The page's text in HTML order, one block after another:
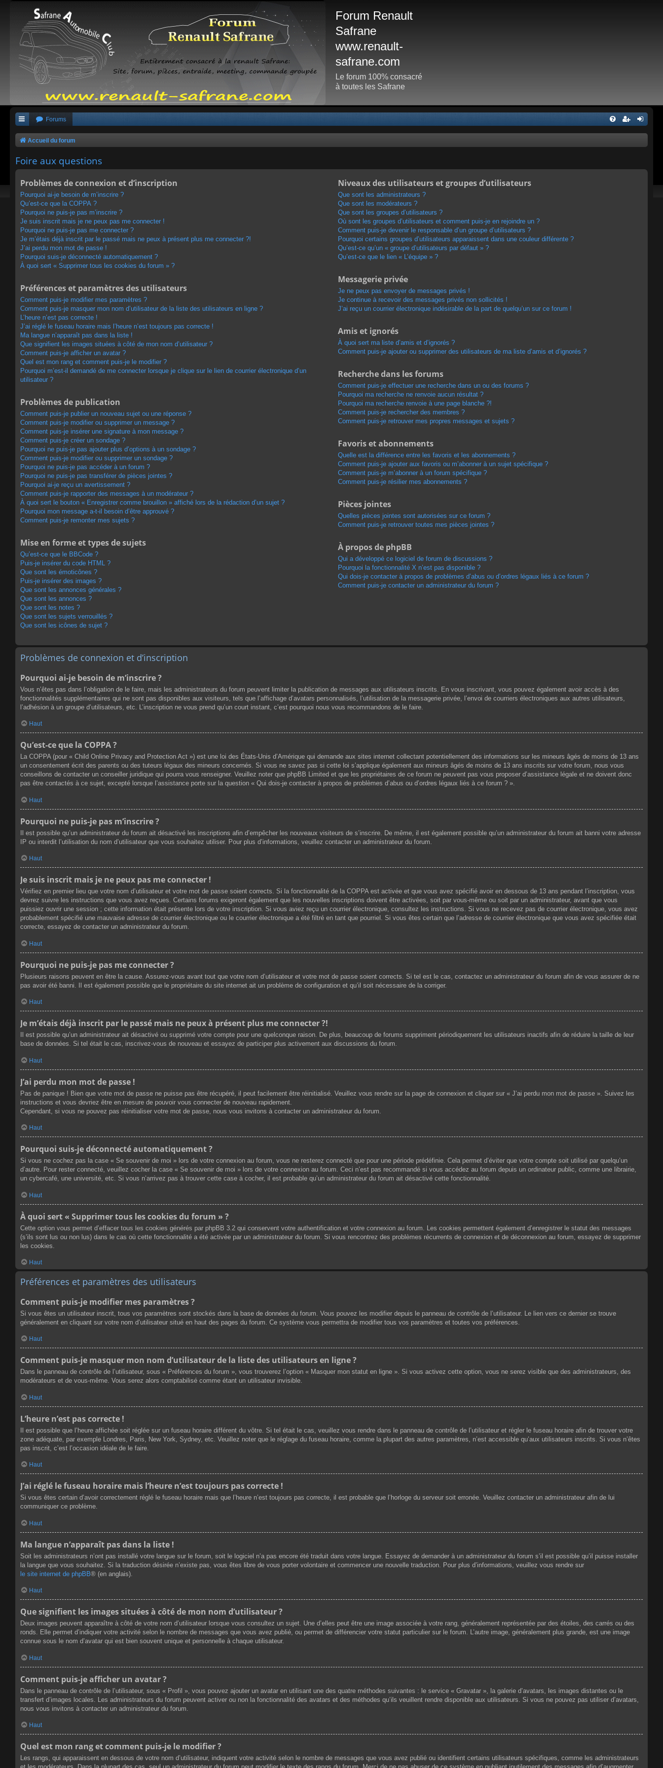
Forum Renault
Safrane
www.renault-
safrane.com
Le forum 100% consacré
à toutes les Safrane
Forums
Accueil du forum
Foire aux questions
Problèmes de connexion et d’inscription
Pourquoi ai-je besoin de m’inscrire ?
Qu’est-ce que la COPPA ?
Pourquoi ne puis-je pas m’inscrire ?
Je suis inscrit mais je ne peux pas me connecter !
Pourquoi ne puis-je pas me connecter ?
Je m’étais déjà inscrit par le passé mais ne peux à présent plus me connecter ?!
J’ai perdu mon mot de passe !
Pourquoi suis-je déconnecté automatiquement ?
À quoi sert « Supprimer tous les cookies du forum » ?
Préférences et paramètres des utilisateurs
Comment puis-je modifier mes paramètres ?
Comment puis-je masquer mon nom d’utilisateur de la liste des utilisateurs en ligne ?
L’heure n’est pas correcte !
J’ai réglé le fuseau horaire mais l’heure n’est toujours pas correcte !
Ma langue n’apparaît pas dans la liste !
Que signifient les images situées à côté de mon nom d’utilisateur ?
Comment puis-je afficher un avatar ?
Quel est mon rang et comment puis-je le modifier ?
Pourquoi m’est-il demandé de me connecter lorsque je clique sur le lien de courrier électronique d’un
utilisateur ?
Problèmes de publication
Comment puis-je publier un nouveau sujet ou une réponse ?
Comment puis-je modifier ou supprimer un message ?
Comment puis-je insérer une signature à mon message ?
Comment puis-je créer un sondage ?
Pourquoi ne puis-je pas ajouter plus d’options à un sondage ?
Comment puis-je modifier ou supprimer un sondage ?
Pourquoi ne puis-je pas accéder à un forum ?
Pourquoi ne puis-je pas transférer de pièces jointes ?
Pourquoi ai-je reçu un avertissement ?
Comment puis-je rapporter des messages à un modérateur ?
À quoi sert le bouton « Enregistrer comme brouillon » affiché lors de la rédaction d’un sujet ?
Pourquoi mon message a-t-il besoin d’être approuvé ?
Comment puis-je remonter mes sujets ?
Mise en forme et types de sujets
Qu’est-ce que le BBCode ?
Puis-je insérer du code HTML ?
Que sont les émoticônes ?
Puis-je insérer des images ?
Que sont les annonces générales ?
Que sont les annonces ?
Que sont les notes ?
Que sont les sujets verrouillés ?
Que sont les icônes de sujet ?
Niveaux des utilisateurs et groupes d’utilisateurs
Que sont les administrateurs ?
Que sont les modérateurs ?
Que sont les groupes d’utilisateurs ?
Où sont les groupes d’utilisateurs et comment puis-je en rejoindre un ?
Comment puis-je devenir le responsable d’un groupe d’utilisateurs ?
Pourquoi certains groupes d’utilisateurs apparaissent dans une couleur différente ?
Qu’est-ce qu’un « groupe d’utilisateurs par défaut » ?
Qu’est-ce que le lien « L’équipe » ?
Messagerie privée
Je ne peux pas envoyer de messages privés !
Je continue à recevoir des messages privés non sollicités !
J’ai reçu un courrier électronique indésirable de la part de quelqu’un sur ce forum !
Amis et ignorés
À quoi sert ma liste d’amis et d’ignorés ?
Comment puis-je ajouter ou supprimer des utilisateurs de ma liste d’amis et d’ignorés ?
Recherche dans les forums
Comment puis-je effectuer une recherche dans un ou des forums ?
Pourquoi ma recherche ne renvoie aucun résultat ?
Pourquoi ma recherche renvoie à une page blanche ?!
Comment puis-je rechercher des membres ?
Comment puis-je retrouver mes propres messages et sujets ?
Favoris et abonnements
Quelle est la différence entre les favoris et les abonnements ?
Comment puis-je ajouter aux favoris ou m’abonner à un sujet spécifique ?
Comment puis-je m’abonner à un forum spécifique ?
Comment puis-je résilier mes abonnements ?
Pièces jointes
Quelles pièces jointes sont autorisées sur ce forum ?
Comment puis-je retrouver toutes mes pièces jointes ?
À propos de phpBB
Qui a développé ce logiciel de forum de discussions ?
Pourquoi la fonctionnalité X n’est pas disponible ?
Qui dois-je contacter à propos de problèmes d’abus ou d’ordres légaux liés à ce forum ?
Comment puis-je contacter un administrateur du forum ?
Problèmes de connexion et d’inscription
Pourquoi ai-je besoin de m’inscrire ?
Vous n’êtes pas dans l’obligation de le faire, mais les administrateurs du forum peuvent limiter la publication de messages aux utilisateurs inscrits. En vous inscrivant, vous pouvez également avoir accès à des
fonctionnalités supplémentaires qui ne sont pas disponibles aux visiteurs, tels que l’affichage d’avatars personnalisés, l’utilisation de la messagerie privée, l’envoi de courriers électroniques aux autres utilisateurs,
l’adhésion à un groupe d’utilisateurs, etc. L’inscription ne vous prend qu’un court instant, c’est pourquoi nous vous recommandons de le faire.
Haut
Qu’est-ce que la COPPA ?
La COPPA (pour « Child Online Privacy and Protection Act ») est une loi des États-Unis d’Amérique qui demande aux sites internet collectant potentiellement des informations sur les mineurs âgés de moins de 13 ans
un consentement écrit des parents ou des tuteurs légaux des mineurs concernés. Si vous ne savez pas si cette loi s’applique également aux mineurs âgés de moins de 13 ans inscrits sur votre forum, nous vous
conseillons de contacter un conseiller juridique qui pourra vous renseigner. Veuillez noter que phpBB Limited et que les propriétaires de ce forum ne peuvent pas vous proposer d’assistance légale et ne doivent donc
pas être contactés à ce sujet, excepté lorsque l’assistance porte sur la question « Qui dois-je contacter à propos de problèmes d’abus ou d’ordres légaux liés à ce forum ? ».
Haut
Pourquoi ne puis-je pas m’inscrire ?
Il est possible qu’un administrateur du forum ait désactivé les inscriptions afin d’empêcher les nouveaux visiteurs de s’inscrire. De même, il est également possible qu’un administrateur du forum ait banni votre adresse
IP ou interdit l’utilisation du nom d’utilisateur que vous souhaitez utiliser. Pour plus d’informations, veuillez contacter un administrateur du forum.
Haut
Je suis inscrit mais je ne peux pas me connecter !
Vérifiez en premier lieu que votre nom d’utilisateur et votre mot de passe soient corrects. Si la fonctionnalité de la COPPA est activée et que vous avez spécifié avoir en dessous de 13 ans pendant l’inscription, vous
devrez suivre les instructions que vous avez reçues. Certains forums exigeront également que les nouvelles inscriptions doivent être activées, soit par vous-même ou soit par un administrateur, avant que vous
puissiez ouvrir une session ; cette information était présente lors de votre inscription. Si vous aviez reçu un courrier électronique, consultez les instructions. Si vous ne recevez pas de courrier électronique, vous avez
probablement spécifié une mauvaise adresse de courrier électronique ou le courrier électronique a été filtré en tant que pourriel. Si vous êtes certain que l’adresse de courrier électronique que vous avez spécifiée était
correcte, essayez de contacter un administrateur du forum.
Haut
Pourquoi ne puis-je pas me connecter ?
Plusieurs raisons peuvent en être la cause. Assurez-vous avant tout que votre nom d’utilisateur et votre mot de passe soient corrects. Si tel est le cas, contactez un administrateur du forum afin de vous assurer de ne
pas avoir été banni. Il est également possible que le propriétaire du site internet ait un problème de configuration et qu’il soit nécessaire de la corriger.
Haut
Je m’étais déjà inscrit par le passé mais ne peux à présent plus me connecter ?!
Il est possible qu’un administrateur ait désactivé ou supprimé votre compte pour une quelconque raison. De plus, beaucoup de forums suppriment périodiquement les utilisateurs inactifs afin de réduire la taille de leur
base de données. Si tel était le cas, inscrivez-vous de nouveau et essayez de participer plus activement aux discussions du forum.
Haut
J’ai perdu mon mot de passe !
Pas de panique ! Bien que votre mot de passe ne puisse pas être récupéré, il peut facilement être réinitialisé. Veuillez vous rendre sur la page de connexion et cliquer sur « J’ai perdu mon mot de passe ». Suivez les
instructions et vous devriez être en mesure de pouvoir vous connecter de nouveau rapidement.
Cependant, si vous ne pouvez pas réinitialiser votre mot de passe, nous vous invitons à contacter un administrateur du forum.
Haut
Pourquoi suis-je déconnecté automatiquement ?
Si vous ne cochez pas la case « Se souvenir de moi » lors de votre connexion au forum, vous ne resterez connecté que pour une période prédéfinie. Cela permet d’éviter que votre compte soit utilisé par quelqu’un
d’autre. Pour rester connecté, veuillez cocher la case « Se souvenir de moi » lors de votre connexion au forum. Ceci n’est pas recommandé si vous accédez au forum depuis un ordinateur public, comme une librairie,
un cybercafé, une université, etc. Si vous n’arrivez pas à trouver cette case à cocher, il est probable qu’un administrateur du forum ait désactivé cette fonctionnalité.
Haut
À quoi sert « Supprimer tous les cookies du forum » ?
Cette option vous permet d’effacer tous les cookies générés par phpBB 3.2 qui conservent votre authentification et votre connexion au forum. Les cookies permettent également d’enregistrer le statut des messages
(s’ils sont lus ou non lus) dans le cas où cette fonctionnalité a été activée par un administrateur du forum. Si vous rencontrez des problèmes récurrents de connexion et de déconnexion au forum, essayez de supprimer
les cookies.
Haut
Préférences et paramètres des utilisateurs
Comment puis-je modifier mes paramètres ?
Si vous êtes un utilisateur inscrit, tous vos paramètres sont stockés dans la base de données du forum. Vous pouvez les modifier depuis le panneau de contrôle de l’utilisateur. Le lien vers ce dernier se trouve
généralement en cliquant sur votre nom d’utilisateur situé en haut des pages du forum. Ce système vous permettra de modifier tous vos paramètres et toutes vos préférences.
Haut
Comment puis-je masquer mon nom d’utilisateur de la liste des utilisateurs en ligne ?
Dans le panneau de contrôle de l’utilisateur, sous « Préférences du forum », vous trouverez l’option « Masquer mon statut en ligne ». Si vous activez cette option, vous ne serez visible que des administrateurs, des
modérateurs et de vous-même. Vous serez alors comptabilisé comme étant un utilisateur invisible.
Haut
L’heure n’est pas correcte !
Il est possible que l’heure affichée soit réglée sur un fuseau horaire différent du vôtre. Si tel était le cas, veuillez vous rendre dans le panneau de contrôle de l’utilisateur et régler le fuseau horaire afin de trouver votre
zone adéquate, par exemple Londres, Paris, New York, Sydney, etc. Veuillez noter que le réglage du fuseau horaire, comme la plupart des autres paramètres, n’est accessible qu’aux utilisateurs inscrits. Si vous n’êtes
pas inscrit, c’est l’occasion idéale de le faire.
Haut
J’ai réglé le fuseau horaire mais l’heure n’est toujours pas correcte !
Si vous êtes certain d’avoir correctement réglé le fuseau horaire mais que l’heure n’est toujours pas correcte, il est probable que l’horloge du serveur soit erronée. Veuillez contacter un administrateur afin de lui
communiquer ce problème.
Haut
Ma langue n’apparaît pas dans la liste !
Soit les administrateurs n’ont pas installé votre langue sur le forum, soit le logiciel n’a pas encore été traduit dans votre langue. Essayez de demander à un administrateur du forum s’il est possible qu’il puisse installer
la langue que vous souhaitez. Si la traduction désirée n’existe pas, vous êtes libre de vous porter volontaire et commencer une nouvelle traduction. Pour plus d’informations, veuillez vous rendre sur
le site internet de phpBB® (en anglais).
Haut
Que signifient les images situées à côté de mon nom d’utilisateur ?
Deux images peuvent apparaître à côté de votre nom d’utilisateur lorsque vous consultez un sujet. Une d’elles peut être une image associée à votre rang, généralement représentée par des étoiles, des carrés ou des
ronds. Elle permet d’indiquer votre activité selon le nombre de messages que vous avez publié, ou permet de différencier votre statut particulier sur le forum. L’autre image, généralement plus grande, est une image
connue sous le nom d’avatar qui est bien souvent unique et personnelle à chaque utilisateur.
Haut
Comment puis-je afficher un avatar ?
Dans le panneau de contrôle de l’utilisateur, sous « Profil », vous pouvez ajouter un avatar en utilisant une des quatre méthodes suivantes : le service « Gravatar », la galerie d’avatars, les images distantes ou le
transfert d’images locales. Les administrateurs du forum peuvent activer ou non la fonctionnalité des avatars et des méthodes qu’ils veuillent rendre disponible aux utilisateurs. Si vous ne pouvez pas utiliser d’avatars,
nous vous invitons à contacter un administrateur du forum.
Haut
Quel est mon rang et comment puis-je le modifier ?
Les rangs, qui apparaissent en dessous de votre nom d’utilisateur, indiquent votre activité selon le nombre de messages que vous avez publié ou identifient certains utilisateurs spécifiques, comme les administrateurs